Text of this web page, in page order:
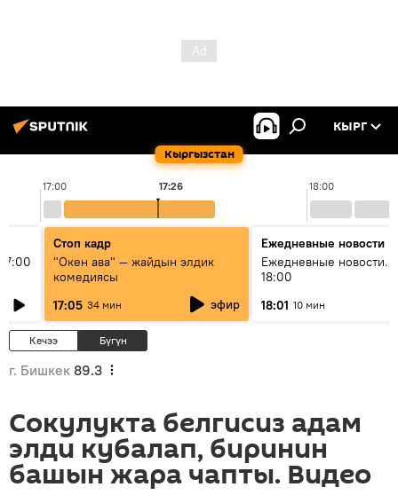
Кыргызстан
КЫРГ
17:00 18:00
17:26
Стоп кадр
"Окен ава" — жайдын элдик
комедиясы
17:05 34 мин эфир
Ежедневные новости
Ежедневные новости.
18:00
18:01 10 мин
Кечээ Бүгүн
г. Бишкек 89.3
Сокулукта белгисиз адам
элди кубалап, биринин
башын жара чапты. Видео